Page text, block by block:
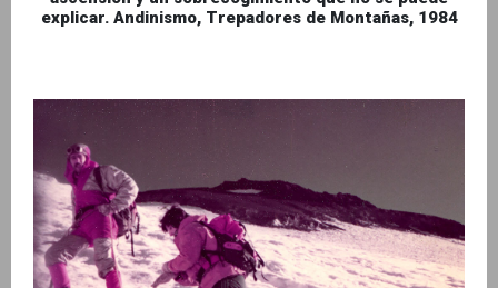
explicar. Andinismo, Trepadores de Montañas, 1984